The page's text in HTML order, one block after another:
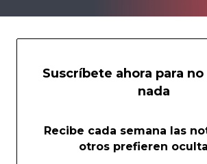
Suscríbete ahora para
nada
Recibe cada semana las
otros prefieren